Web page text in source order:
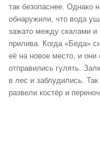
так безопаснее. Однако
обнаружили, что вода
зажато между скалами и
прилива. Когда «Беда»
её на новое место, и
отправились гулять.
в лес и заблудились.
развели костёр и